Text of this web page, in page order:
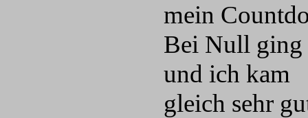
mein
Bei Null ging
und ich kam
gleich sehr